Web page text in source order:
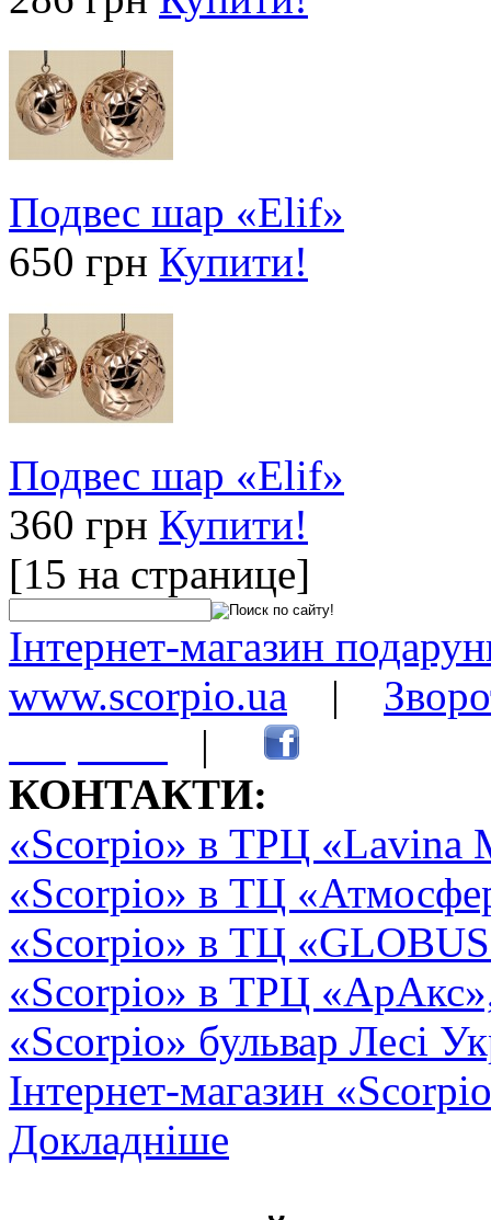
Подвес шар «Elif»
650 грн Купити!
Подвес шар «Elif»
360 грн Купити!
[15 на странице]
Інтернет-магазин
www.scorpio.ua |
|
КОНТАКТИ:
«Scorpio» в ТРЦ «Lavina
«Scorpio» в ТЦ
«Scorpio» в ТЦ
«Scorpio» в ТРЦ
«Scorpio» бульвар Лесі
Інтернет-магазин
Докладніше